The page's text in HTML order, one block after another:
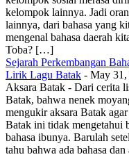
kelompok lainnya. Jadi
lainnya, dari bahasa yang
mengenal bahasa daerah
Toba? […]
Sejarah Perkembangan
Lirik Lagu Batak - May 31,
Aksara Batak - Dari cerita
Batak, bahwa nenek
mengukir aksara Batak
Batak ini tidak mengetahui
bahasa ibunya. Barulah
tahu bahwa ada bahasa